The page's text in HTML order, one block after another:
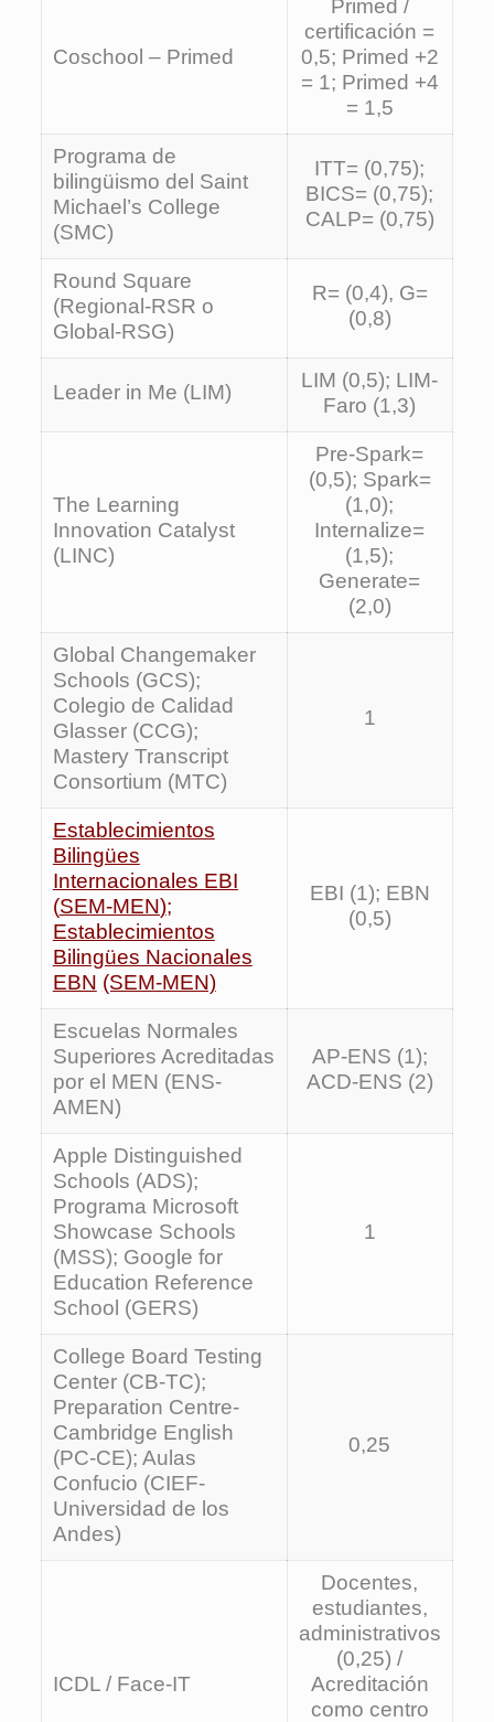
Coschool – Primed
Primed /
certificación =
0,5; Primed +2
= 1; Primed +4
= 1,5
Programa de
bilingüismo del Saint
Michael’s College
(SMC)
ITT= (0,75);
BICS= (0,75);
CALP= (0,75)
Round Square
(Regional-RSR o
Global-RSG)
R= (0,4), G=
(0,8)
Leader in Me (LIM)
LIM (0,5); LIM-
Faro (1,3)
The Learning
Innovation Catalyst
(LINC)
Pre-Spark=
(0,5); Spark=
(1,0);
Internalize=
(1,5);
Generate=
(2,0)
Global Changemaker
Schools (GCS);
Colegio de Calidad
Glasser (CCG);
Mastery Transcript
Consortium (MTC)
1
Establecimientos
Bilingües
Internacionales EBI
(SEM-MEN);
Establecimientos
Bilingües Nacionales
EBN (SEM-MEN)
EBI (1); EBN
(0,5)
Escuelas Normales
Superiores Acreditadas
por el MEN (ENS-
AMEN)
AP-ENS (1);
ACD-ENS (2)
Apple Distinguished
Schools (ADS);
Programa Microsoft
Showcase Schools
(MSS); Google for
Education Reference
School (GERS)
1
College Board Testing
Center (CB-TC);
Preparation Centre-
Cambridge English
(PC-CE); Aulas
Confucio (CIEF-
Universidad de los
Andes)
0,25
ICDL / Face-IT
Docentes,
estudiantes,
administrativos
(0,25) /
Acreditación
como centro